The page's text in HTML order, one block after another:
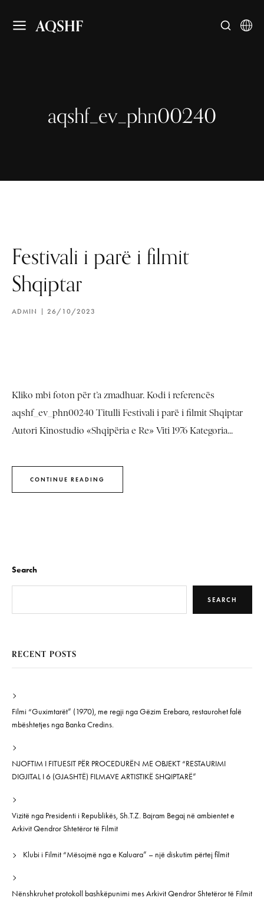
AQSHF
aqshf_ev_phn00240
Festivali i parë i filmit
Shqiptar
ADMIN 26/10/2023
Kliko mbi foton për t’a zmadhuar. Kodi i referencës
aqshf_ev_phn00240 Titulli Festivali i parë i filmit Shqiptar
Autori Kinostudio «Shqipëria e Re» Viti 1976 Kategoria...
CONTINUE READING
Search
SEARCH
RECENT POSTS
Filmi “Guximtarët” (1970), me regji nga Gëzim Erebara, restaurohet falë
mbështetjes nga Banka Credins.
NJOFTIM I FITUESIT PËR PROCEDURËN ME OBJEKT “RESTAURIMI
DIGJITAL I 6 (GJASHTË) FILMAVE ARTISTIKË SHQIPTARË”
Vizitë nga Presidenti i Republikës, Sh.T.Z. Bajram Begaj në ambientet e
Arkivit Qendror Shtetëror të Filmit
Klubi i Filmit “Mësojmë nga e Kaluara” – një diskutim përtej filmit
Nënshkruhet protokoll bashkëpunimi mes Arkivit Qendror Shtetëror të Filmit